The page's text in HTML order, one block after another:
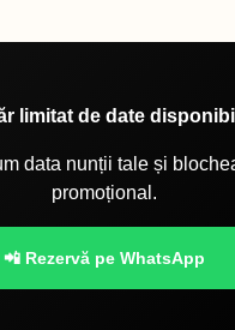
limitat de date
data nunții tale și
promoțional.
📲 Rezervă pe WhatsApp